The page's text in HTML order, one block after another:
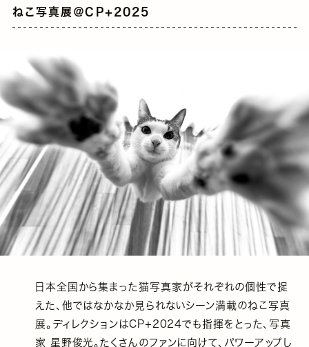
ねこ写真展＠CP+2025
日本全国から集まった猫写真家がそれぞれの個性で捉
えた、他ではなかなか見られないシーン満載のねこ写真
展。ディレクションはCP+2024でも指揮をとった、写真
家 星野俊光。たくさんのファンに向けて、パワーアップし